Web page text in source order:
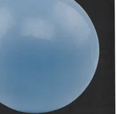
on puutteita tai niitä